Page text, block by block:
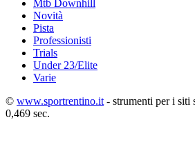
Mtb Downhill
Novità
Pista
Professionisti
Trials
Under 23/Elite
Varie
© www.sportrentino.it- strumenti per i siti
0,469 sec.